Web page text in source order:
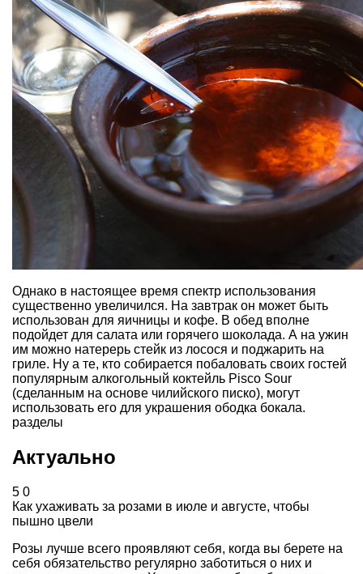
Однако в настоящее время спектр использования
существенно увеличился. На завтрак он может быть
использован для яичницы и кофе. В обед вполне
подойдет для салата или горячего шоколада. А на ужин
им можно натерерь стейк из лосося и поджарить на
гриле. Ну а те, кто собирается побаловать своих гостей
популярным алкогольный коктейль Pisco Sour
(сделанным на основе чилийского писко), могут
использовать его для украшения ободка бокала.
разделы
Актуально
5 0
Как ухаживать за розами в июле и августе, чтобы
пышно цвели
Розы лучше всего проявляют себя, когда вы берете на
себя обязательство регулярно заботиться о них и